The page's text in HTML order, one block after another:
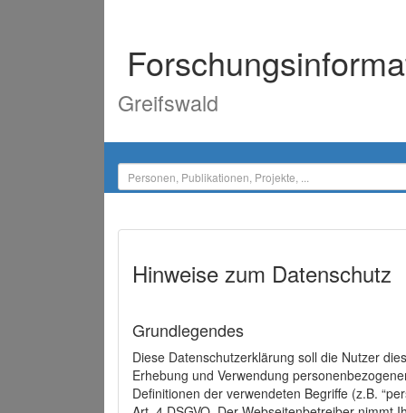
Greifswald
Hinweise zum Datenschutz
Grundlegendes
Diese Datenschutzerklärung soll die Nutzer
Erhebung und Verwendung
Definitionen der verwendeten Begriffe (z.B.